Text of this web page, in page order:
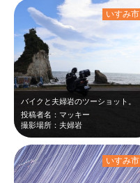
バイクと夫婦岩のツーショット。
投稿者名：マッキー
撮影場所：夫婦岩
いすみ市
いすみ市